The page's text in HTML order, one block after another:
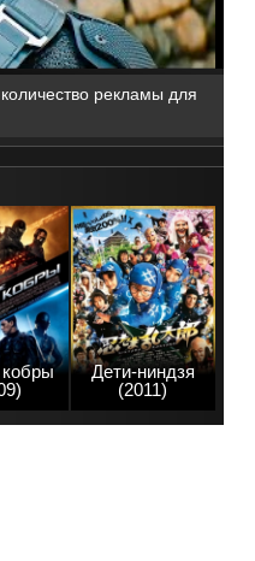
рекламы для
Дети-ниндзя
(2011)